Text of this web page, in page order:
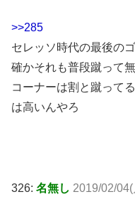
>>285
セレッソ時代の最後の
確かそれも普段蹴って
コーナーは割と蹴って
は高いんやろ
326: 名無し 2019/02/